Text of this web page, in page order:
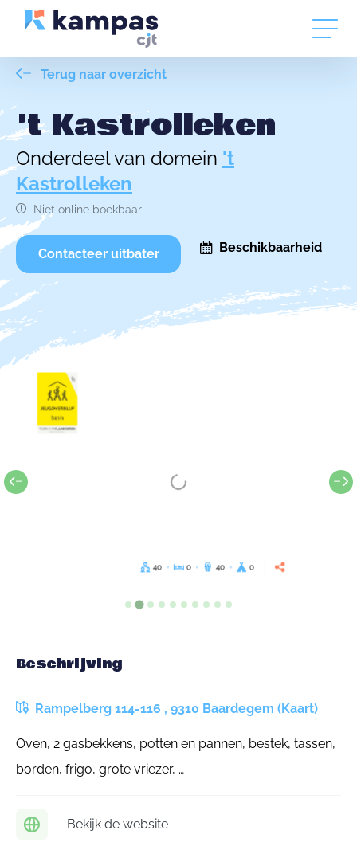
Terug naar overzicht
't Kastrolleken
Onderdeel van domein 't
Kastrolleken
Niet online boekbaar
Contacteer uitbater Beschikbaarheid
40 0 40 0
Beschrijving
Rampelberg 114-116 , 9310 Baardegem (Kaart)
Oven, 2 gasbekkens, potten en pannen, bestek, tassen,
borden, frigo, grote vriezer, …
Bekijk de website